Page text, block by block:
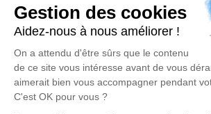
anecdote ou exprimer vos pensées à
poèmes ou des textes. Cet endroit est
d'expression dédié à honorer la
Madeleine PLANTIER.
Un service de plantation d’arbre
disponible ici